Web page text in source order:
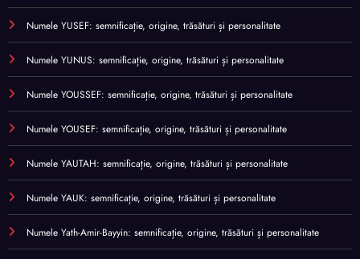
Numele YUSEF: semnificație, origine, trăsături și personalitate
Numele YUNUS: semnificație, origine, trăsături și personalitate
Numele YOUSSEF: semnificație, origine, trăsături și personalitate
Numele YOUSEF: semnificație, origine, trăsături și personalitate
Numele YAUTAH: semnificație, origine, trăsături și personalitate
Numele YAUK: semnificație, origine, trăsături și personalitate
Numele Yath-Amir-Bayyin: semnificație, origine, trăsături și personalitate